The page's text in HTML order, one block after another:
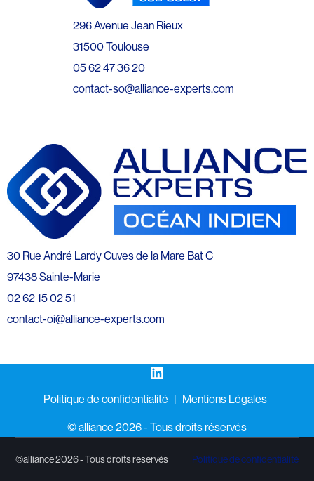
296 Avenue Jean Rieux
31500 Toulouse
05 62 47 36 20
contact-so@alliance-experts.com
30 Rue André Lardy Cuves de la Mare Bat C
97438 Sainte-Marie
02 62 15 02 51
contact-oi@alliance-experts.com
LinkedIn
Politique de confidentialité
Mentions Légales
©️ alliance 2026 - Tous droits réservés
©alliance 2026 - Tous droits reservés Politique de confidentialité